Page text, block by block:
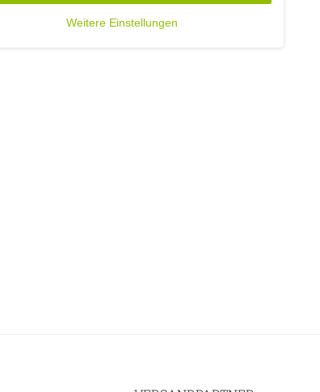
Weitere Einstellungen